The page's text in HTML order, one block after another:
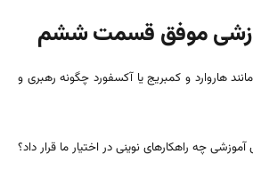
موفق قسمت ششم
هاروارد و کمبریج یا آکسفورد چگونه رهبری و
چه راهکارهای نوینی در اختیار ما قرار داد؟